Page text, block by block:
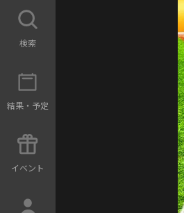
検索
結果 ・ 予定
イベン ト